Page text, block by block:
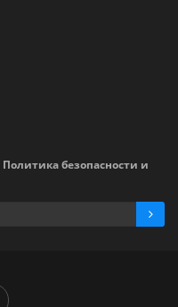
Политика безопасности и